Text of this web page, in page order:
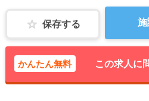
保存する
かんたん無料 この求人に